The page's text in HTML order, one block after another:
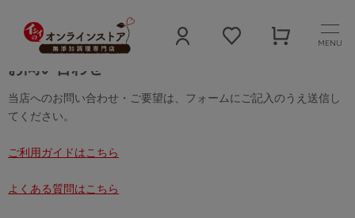
MENU
お問い合わせ
当店へのお問い合わせ・ご要望は、フォームにご記入のうえ送信し
てください。
ご利用ガイドはこちら
よくある質問はこちら